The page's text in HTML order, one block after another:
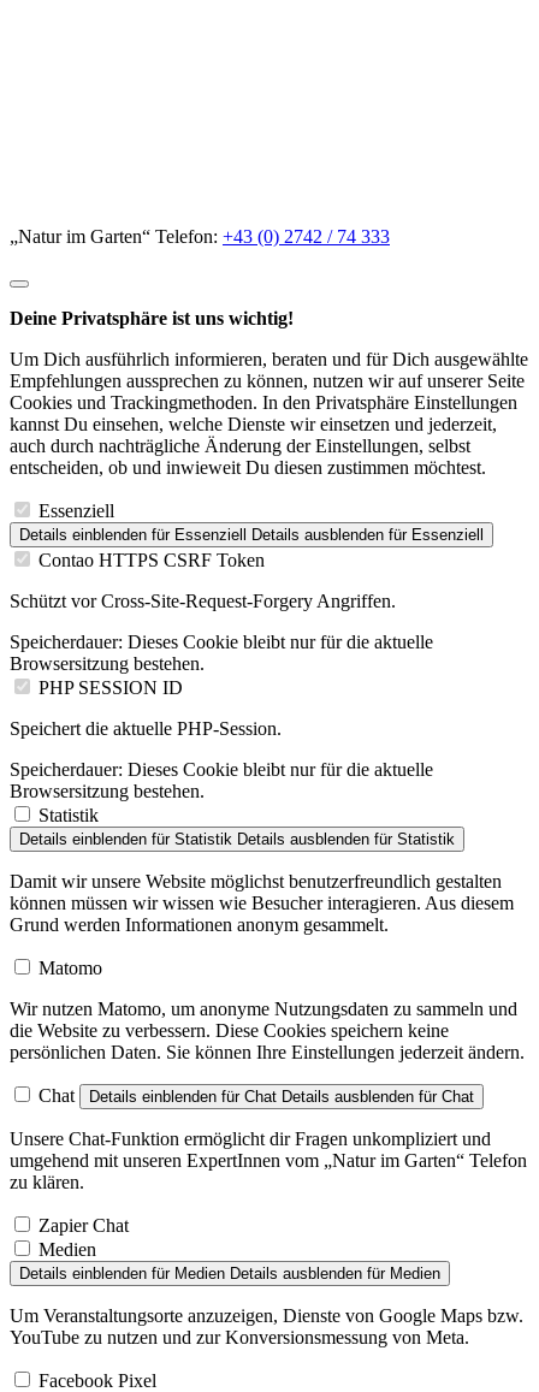
„Natur im Garten“ Telefon: +43 (0) 2742 / 74 333
Deine Privatsphäre ist uns wichtig!
Um Dich ausführlich informieren, beraten und für Dich ausgewählte
Empfehlungen aussprechen zu können, nutzen wir auf unserer Seite
Cookies und Trackingmethoden. In den Privatsphäre Einstellungen
kannst Du einsehen, welche Dienste wir einsetzen und jederzeit,
auch durch nachträgliche Änderung der Einstellungen, selbst
entscheiden, ob und inwieweit Du diesen zustimmen möchtest.
Essenziell
Details einblenden für Essenziell Details ausblenden für Essenziell
Contao HTTPS CSRF Token
Schützt vor Cross-Site-Request-Forgery Angriffen.
Speicherdauer: Dieses Cookie bleibt nur für die aktuelle
Browsersitzung bestehen.
PHP SESSION ID
Speichert die aktuelle PHP-Session.
Speicherdauer: Dieses Cookie bleibt nur für die aktuelle
Browsersitzung bestehen.
Statistik
Details einblenden für Statistik Details ausblenden für Statistik
Damit wir unsere Website möglichst benutzerfreundlich gestalten
können müssen wir wissen wie Besucher interagieren. Aus diesem
Grund werden Informationen anonym gesammelt.
Matomo
Wir nutzen Matomo, um anonyme Nutzungsdaten zu sammeln und
die Website zu verbessern. Diese Cookies speichern keine
persönlichen Daten. Sie können Ihre Einstellungen jederzeit ändern.
Chat Details einblenden für Chat Details ausblenden für Chat
Unsere Chat-Funktion ermöglicht dir Fragen unkompliziert und
umgehend mit unseren ExpertInnen vom „Natur im Garten“ Telefon
zu klären.
Zapier Chat
Medien
Details einblenden für Medien Details ausblenden für Medien
Um Veranstaltungsorte anzuzeigen, Dienste von Google Maps bzw.
YouTube zu nutzen und zur Konversionsmessung von Meta.
Facebook Pixel